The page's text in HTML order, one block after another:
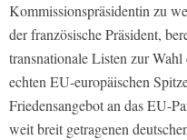
Kommissionspräsidentin zu
der französische Präsident,
transnationale Listen zur
echten EU-europäischen
Friedensangebot an das EU-
weit breit getragenen